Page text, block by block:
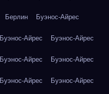
Берлин Буэнос-Айрес
Буэнос-Айрес Буэнос-Айрес
Буэнос-Айрес Буэнос-Айрес
Буэнос-Айрес Буэнос-Айрес